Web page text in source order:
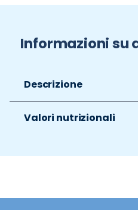
Informazioni su
Descrizione
Valori nutrizionali